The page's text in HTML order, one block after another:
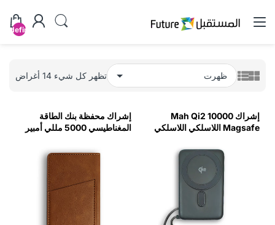
undefined
تظهر كل شيء 14 أغراض
إشراك 10000 Mah Qi2
Magsafe اللاسلكي اللاسلكي
إشراك محفظة بنك الطاقة
المغناطيسي 5000 مللي أمبير